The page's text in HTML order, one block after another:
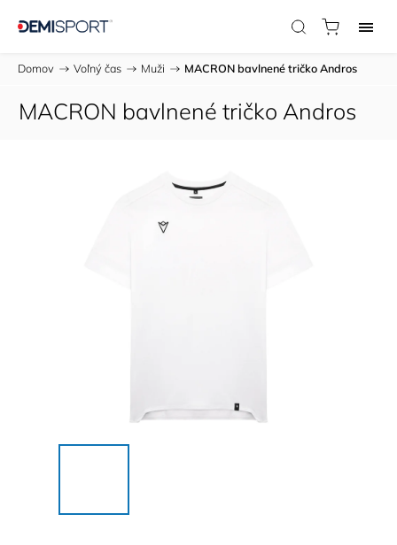
Domov / Voľný čas / Muži / MACRON bavlnené tričko Andros
MACRON bavlnené tričko Andros